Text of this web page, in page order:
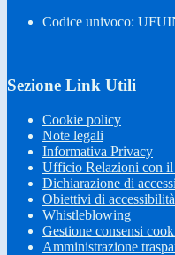
Codice univoco:
Sezione Link Utili
Cookie policy
Note legali
Informativa Privacy
Ufficio Relazioni con
Dichiarazione di
Obiettivi di accessibilità
Whistleblowing
Gestione consensi
Amministrazione